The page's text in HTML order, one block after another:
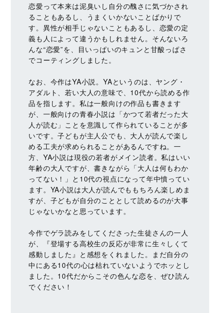
恋愛って本来は泥臭いし自分の醜さに気づかされ
ることもあるし、うまくいかないことばかりで
す。異性が相手じゃないこともあるし、恋愛の定
義も人によって違うかもしれません。そんないろ
んな“恋愛”を、目いっぱいのキュンと甘酸っぱさ
でコーティングしました。
なお、今作はYA小説。YAというのは、ヤング・
アダルト、若い大人の意味で、10代から読める作
品を指します。私は一般向けの作品も書きます
が、一般向けの青春小説は「かつて若者だった大
人が読む」ことを意識して作られていることが多
いです。子どもが主人公でも、大人が読んで楽し
める工夫が求められることがあるんですね。一
方、YA小説は現役の若者がメイン読者。私はいい
年齢の大人ですが、書きながら「大人は何もわか
ってない！」と10代の視点になって年中憤ってい
ます。YA小説は大人が読んでももちろん楽しめま
すが、子どもが自分のこととして読めるのが大事
じゃないかなと思っています。
今作でゲラ読みをしてくださった生徒さんの一人
が、『登場する高校生の反応が非常に生々しくて
感動しました』と感想をくれました。まだ自分の
中にある10代の心は枯れていないようでホッとし
ました。10代だからこその色んな恋を、ぜひ読ん
でください！